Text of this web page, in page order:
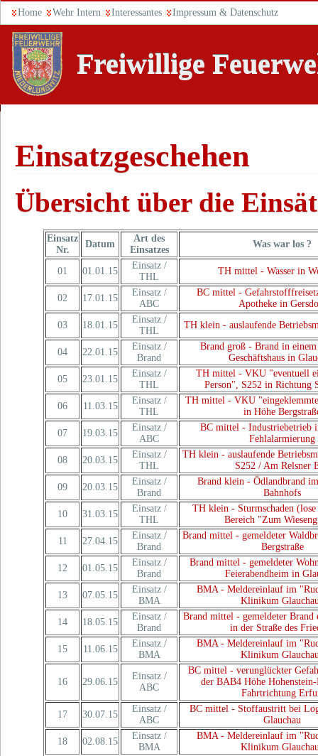
Home Wehr Intern Interessantes Impressum & Datenschutz
Freiwillige
Einsatzgeschehen
Übersicht über die
Einsatz
Nr.
Datum
Art des
Einsatzes
Was war los ?
01 01.01.15
Einsatz /
THL
TH mittel - Wasser in
02 17.01.15
Einsatz /
ABC
BC mittel -
Apotheke in
03
18.01.15
Einsatz /
THL
TH klein - auslaufende
04 22.01.15
Einsatz /
Brand
Brand groß - Brand in
Geschäftshaus in
05
23.01.15
Einsatz /
THL
TH mittel - VKU "eventuell
Person", S252 in Richtung
06
11.03.15
Einsatz /
THL
TH mittel - VKU
in Höhe
07
19.03.15
Einsatz /
ABC
BC mittel - Industriebetrieb
Fehlalarmierung
08
20.03.15
Einsatz /
THL
TH klein - auslaufende
S252 / Am Relsner
09
20.03.15
Einsatz /
Brand
Brand klein - Ödlandbrand
Bahnhofs
10
31.03.15
Einsatz /
THL
TH klein - Sturmschaden
Bereich "Zum
11
27.04.15
Einsatz /
Brand
Brand mittel - gemeldeter
Bergstraße
12
01.05.15
Einsatz /
Brand
Brand mittel - gemeldeter
Feierabendheim in
13
07.05.15
Einsatz /
BMA
BMA - Meldereinlauf im
Klinikum
14
18.05.15
Einsatz /
Brand
Brand mittel - gemeldeter Brand
in der Straße des
15
11.06.15
Einsatz /
BMA
BMA - Meldereinlauf im
Klinikum
16 29.06.15
Einsatz /
ABC
BC mittel - verunglückter
der BAB4 Höhe
Fahrtrichtung
17
30.07.15
Einsatz /
ABC
BC mittel - Stoffaustritt bei
Glauchau
18
02.08.15
Einsatz /
BMA
BMA - Meldereinlauf im
Klinikum